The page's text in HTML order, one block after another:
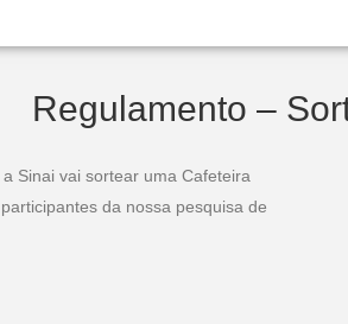
Regulamento –
Sinai vai sortear uma Cafeteira
da nossa pesquisa de